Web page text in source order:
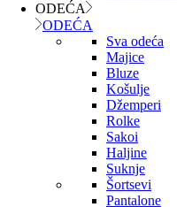
ODEĆA
ODEĆA
Sva odeća
Majice
Bluze
Košulje
Džemperi
Rolke
Sakoi
Haljine
Suknje
Šortsevi
Pantalone